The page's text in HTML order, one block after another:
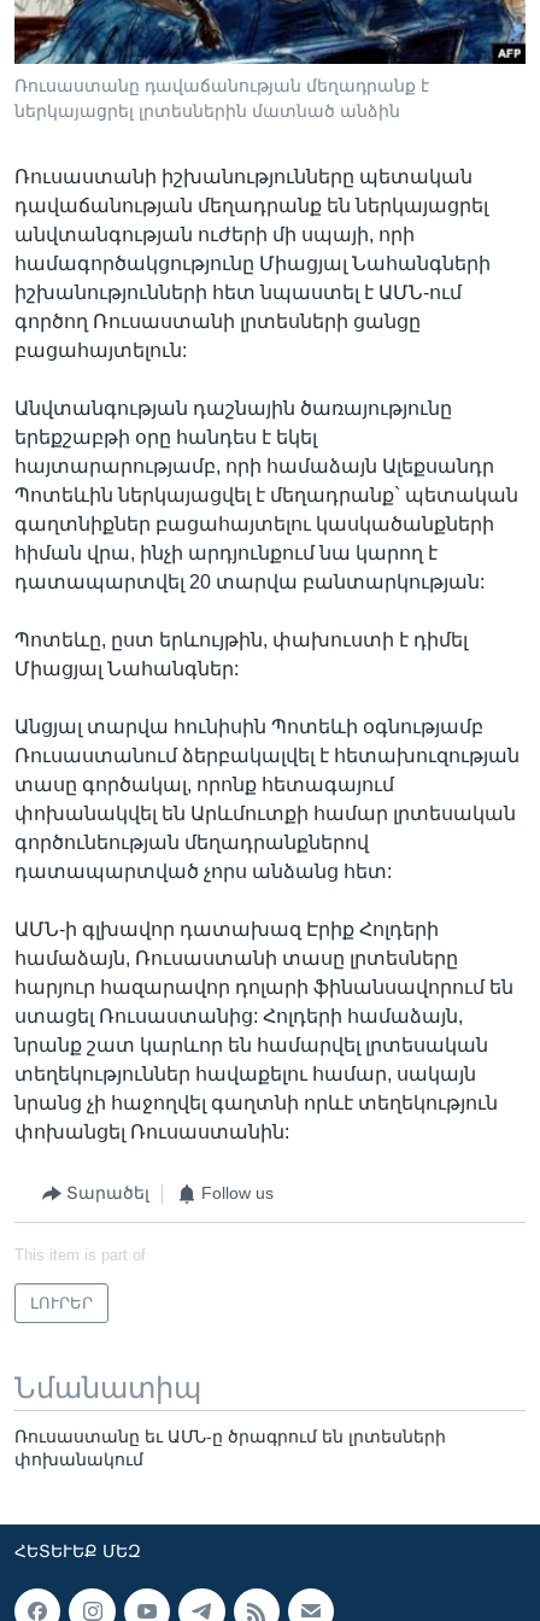
Լեզուներ
Ռուսաստանը դավաճանության մեղադրանք է
ներկայացրել լրտեսներին մատնած անձին
Ռուսաստանի իշխանությունները պետական
դավաճանության մեղադրանք են ներկայացրել
անվտանգության ուժերի մի սպայի, որի
համագործակցությունը Միացյալ Նահանգների
իշխանությունների հետ նպաստել է ԱՄՆ-ում
գործող Ռուսաստանի լրտեսների ցանցը
բացահայտելուն:
Անվտանգության դաշնային ծառայությունը
երեքշաբթի օրը հանդես է եկել
հայտարարությամբ, որի համաձայն Ալեքսանդր
Պոտեևին ներկայացվել է մեղադրանք` պետական
գաղտնիքներ բացահայտելու կասկածանքների
հիման վրա, ինչի արդյունքում նա կարող է
դատապարտվել 20 տարվա բանտարկության:
Պոտեևը, ըստ երևույթին, փախուստի է դիմել
Միացյալ Նահանգներ:
Անցյալ տարվա հունիսին Պոտեևի օգնությամբ
Ռուսաստանում ձերբակալվել է հետախուզության
տասը գործակալ, որոնք հետագայում
փոխանակվել են Արևմուտքի համար լրտեսական
գործունեության մեղադրանքներով
դատապարտված չորս անձանց հետ:
ԱՄՆ-ի գլխավոր դատախազ Էրիք Հոլդերի
համաձայն, Ռուսաստանի տասը լրտեսները
հարյուր հազարավոր դոլարի ֆինանսավորում են
ստացել Ռուսաստանից: Հոլդերի համաձայն,
նրանք շատ կարևոր են համարվել լրտեսական
տեղեկություններ հավաքելու համար, սակայն
նրանց չի հաջողվել գաղտնի որևէ տեղեկություն
փոխանցել Ռուսաստանին:
Տարածել Follow us
This item is part of
ԼՈՒՐԵՐ
Նմանատիպ
Ռուսաստանը եւ ԱՄՆ-ը ծրագրում են լրտեսների
փոխանակում
ՀԵՏԵՒԵՔ ՄԵԶ